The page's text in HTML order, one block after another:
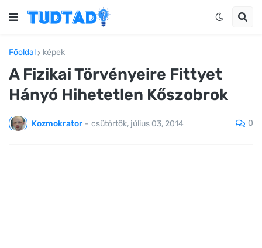
Főoldal képek
A Fizikai Törvényeire Fittyet
Hányó Hihetetlen Kőszobrok
Kozmokrator - csütörtök, július 03, 2014 0